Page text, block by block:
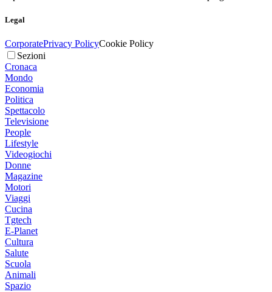
Legal
CorporatePrivacy PolicyCookie Policy
Sezioni
Cronaca
Mondo
Economia
Politica
Spettacolo
Televisione
People
Lifestyle
Videogiochi
Donne
Magazine
Motori
Viaggi
Cucina
Tgtech
E-Planet
Cultura
Salute
Scuola
Animali
Spazio